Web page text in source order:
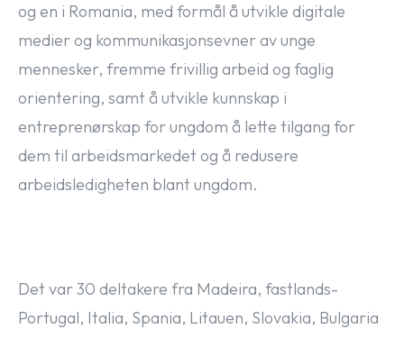
og en i Romania, med formål å utvikle digitale
medier og kommunikasjonsevner av unge
mennesker, fremme frivillig arbeid og faglig
orientering, samt å utvikle kunnskap i
entreprenørskap for ungdom å lette tilgang for
dem til arbeidsmarkedet og å redusere
arbeidsledigheten blant ungdom.
Det var 30 deltakere fra Madeira, fastlands-
Portugal, Italia, Spania, Litauen, Slovakia, Bulgaria